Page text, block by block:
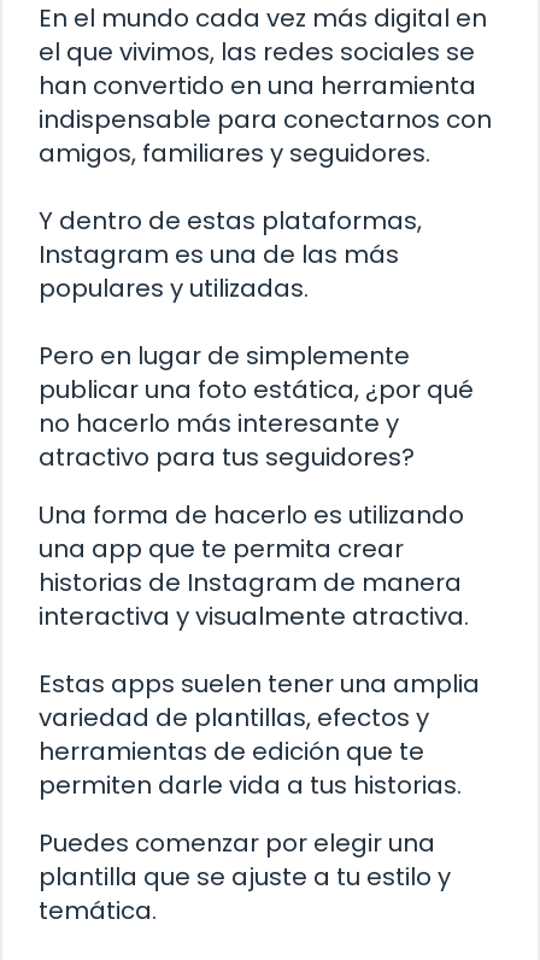
En el mundo cada vez más digital en
el que vivimos, las redes sociales se
han convertido en una herramienta
indispensable para conectarnos con
amigos, familiares y seguidores.
Y dentro de estas plataformas,
Instagram es una de las más
populares y utilizadas.
Pero en lugar de simplemente
publicar una foto estática, ¿por qué
no hacerlo más interesante y
atractivo para tus seguidores?
Una forma de hacerlo es utilizando
una app que te permita crear
historias de Instagram de manera
interactiva y visualmente atractiva.
Estas apps suelen tener una amplia
variedad de plantillas, efectos y
herramientas de edición que te
permiten darle vida a tus historias.
Puedes comenzar por elegir una
plantilla que se ajuste a tu estilo y
temática.